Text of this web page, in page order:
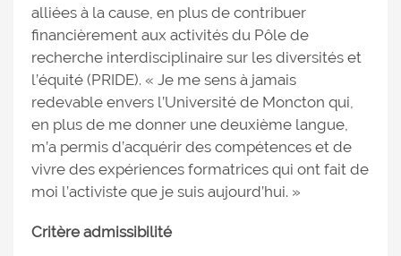
alliées à la cause, en plus de contribuer
financièrement aux activités du Pôle de
recherche interdisciplinaire sur les diversités et
l’équité (PRIDE). « Je me sens à jamais
redevable envers l’Université de Moncton qui,
en plus de me donner une deuxième langue,
m’a permis d’acquérir des compétences et de
vivre des expériences formatrices qui ont fait de
moi l’activiste que je suis aujourd’hui. »
Critère admissibilité